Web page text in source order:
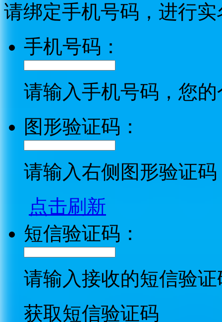
请绑定手机号码，进行
手机号码：
请输入手机号码，您
图形验证码：
请输入右侧图形验证码
点击刷新
短信验证码：
请输入接收的短信验证
获取短信验证码